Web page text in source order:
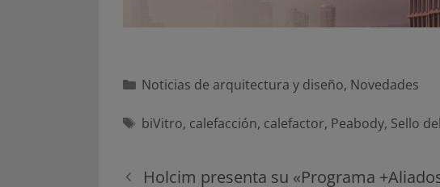
Categorías
Noticias de arquitectura y diseño, Novedades
Etiquetas
biVitro, calefacción, calefactor, Peabody, Sello
Navegación
Holcim presenta su «Programa